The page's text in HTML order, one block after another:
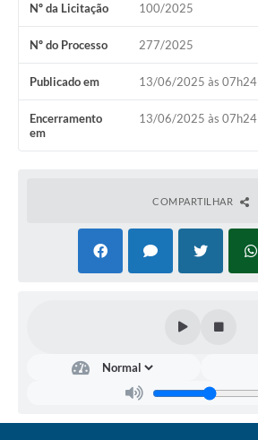
Secretarias de Júlio de Castilhos
Coronavírus
Certidão Negativa
Alvará
Modelos de Requerimentos
Passe Livre Estudantil
Nº da Licitação 100/2025
Nº do Processo 277/2025
Publicado em 13/06/2025 às 07h24
Encerramento
em
13/06/2025 às 07h24
COMPARTILHAR